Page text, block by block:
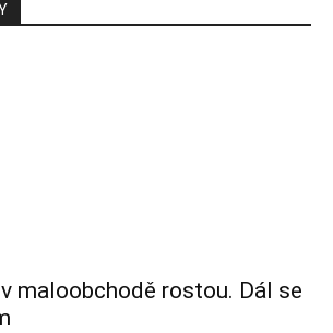
maloobchodě rostou. Dál se